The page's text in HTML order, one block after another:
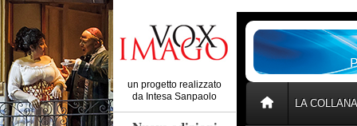
un progetto realizzato
da Intesa Sanpaolo
LA COLLANA